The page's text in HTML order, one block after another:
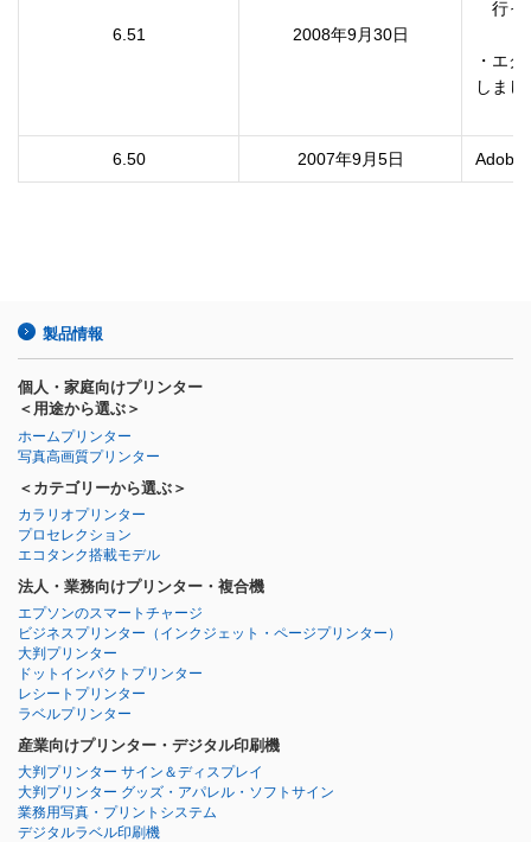
6.51 2008年9月30日
行っ
・エ
しまし
6.50 2007年9月5日 Adobe
製品情報
個人・家庭向けプリンター
＜用途から選ぶ＞
ホームプリンター
写真高画質プリンター
＜カテゴリーから選ぶ＞
カラリオプリンター
プロセレクション
エコタンク搭載モデル
法人・業務向けプリンター・複合機
エプソンのスマートチャージ
ビジネスプリンター （インクジェット・ページプリンター）
大判プリンター
ドットインパクトプリンター
レシートプリンター
ラベルプリンター
産業向けプリンター・デジタル印刷機
大判プリンター サイン＆ディスプレイ
大判プリンター グッズ・アパレル・ソフトサイン
業務用写真・プリントシステム
デジタルラベル印刷機